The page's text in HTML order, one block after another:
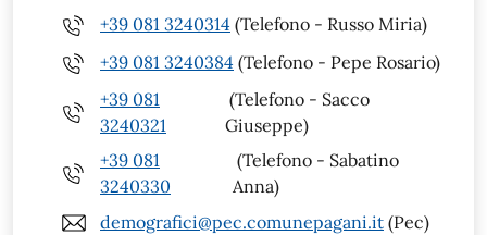
+39 081 3240314 (Telefono - Russo Miria)
+39 081 3240384 (Telefono - Pepe Rosario)
+39 081
3240321
(Telefono - Sacco
Giuseppe)
+39 081
3240330
(Telefono - Sabatino
Anna)
demografici@pec.comunepagani.it (Pec)